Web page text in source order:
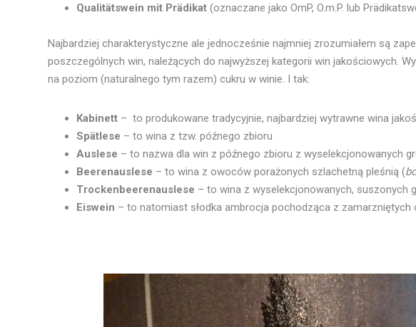
Qualitätswein mit Prädikat (oznaczane jako OmP, O.m.P. lub
Najbardziej charakterystyczne ale jednocześnie najmniej zrozumiałem są
poszczególnych win, należących do najwyższej kategorii win jakościowych.
na poziom (naturalnego tym razem) cukru w winie. I tak:
Kabinett – to produkowane tradycyjnie, najbardziej wytrawne wina
Spätlese – to wina z tzw. późnego zbioru
Auslese – to nazwa dla win z późnego zbioru z wyselekcjonowanych
Beerenauslese – to wina z owoców porażonych szlachetną pleśnią (
Trockenbeerenauslese – to wina z wyselekcjonowanych, suszonych
Eiswein – to natomiast słodka ambrocja pochodząca z zamarzniętych